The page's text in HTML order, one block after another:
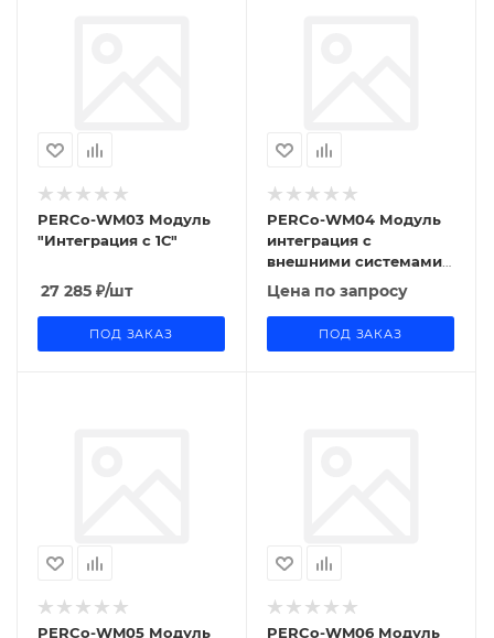
PERCo-WM03 Модуль
"Интеграция с 1С"
27 285 ₽/шт
ПОД ЗАКАЗ
PERCo-WM04 Модуль
интеграция с
внешними системами
(Интерфейс API)
Цена по запросу
ПОД ЗАКАЗ
PERCo-WM05 Модуль
PERCo-WM06 Модуль